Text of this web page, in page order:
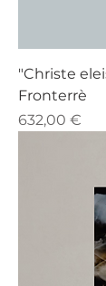
"Christe
Fronterrè
Prezzo
632,00 €